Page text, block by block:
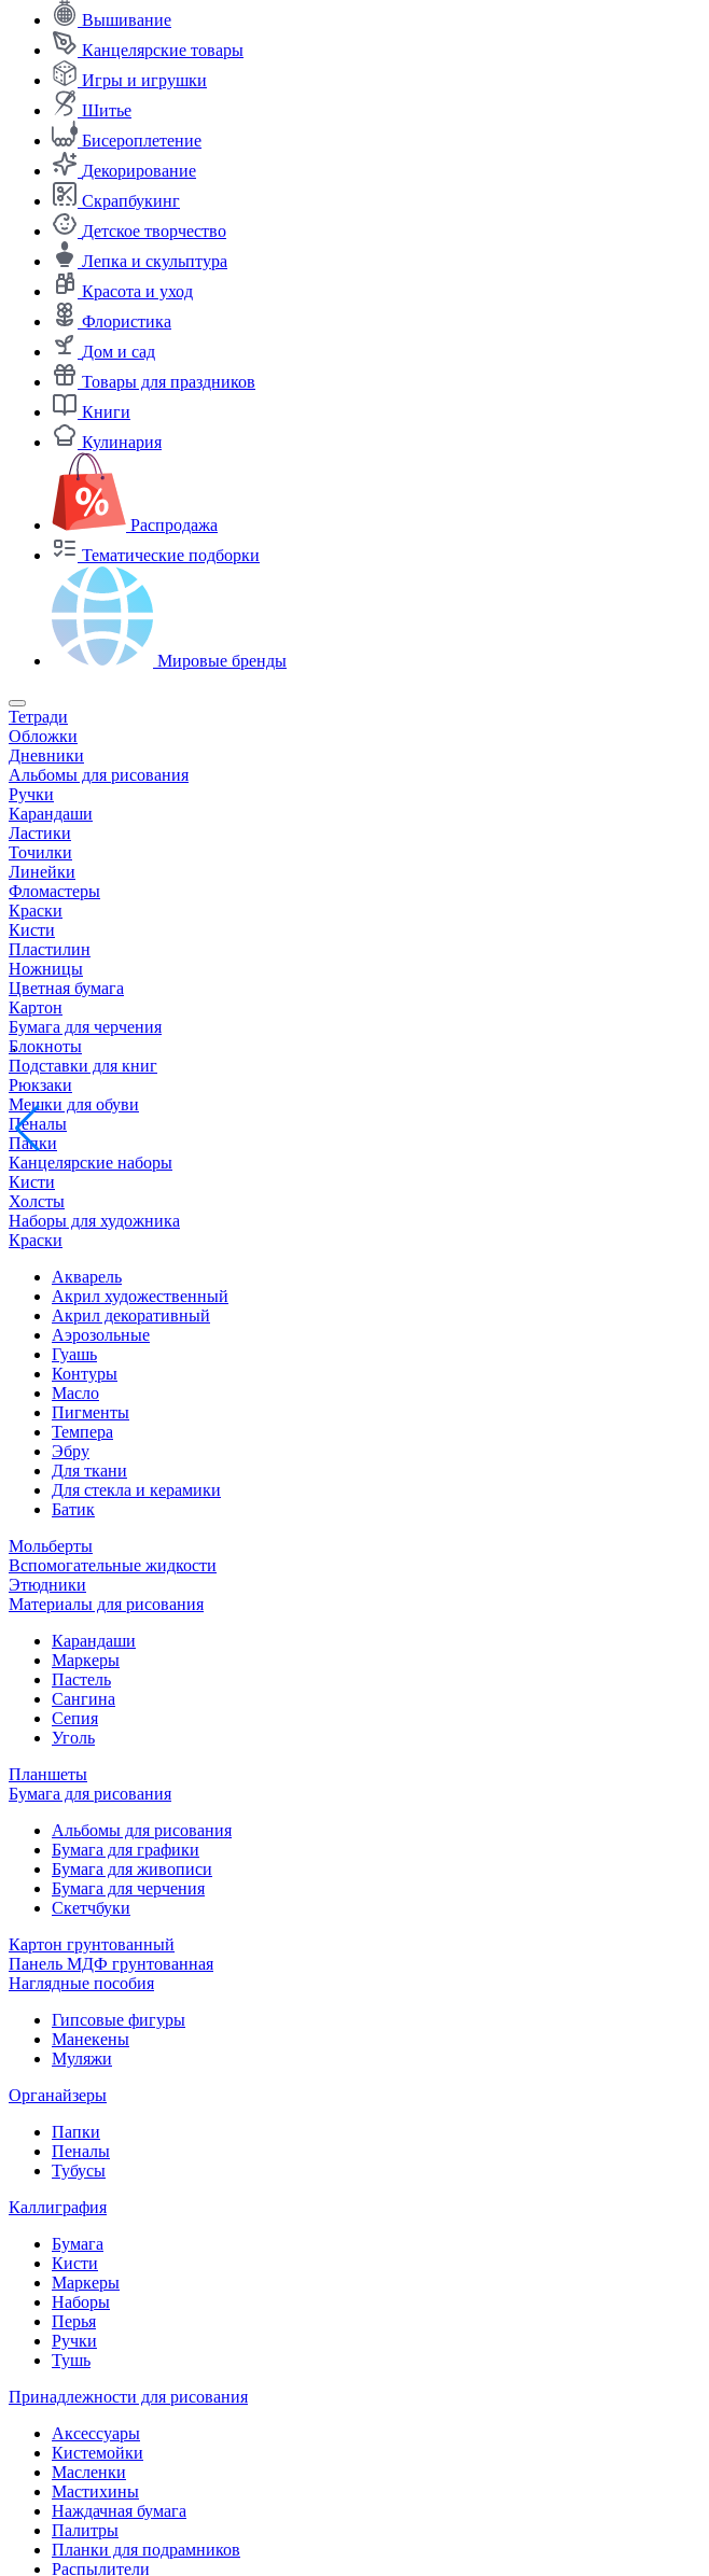
Вышивание
Канцелярские товары
Игры и игрушки
Шитье
Бисероплетение
Декорирование
Скрапбукинг
Детское творчество
Лепка и скульптура
Красота и уход
Флористика
Дом и сад
Товары для праздников
Книги
Кулинария
Распродажа
Тематические подборки
Мировые бренды
Тетради
Обложки
Дневники
Альбомы для рисования
Ручки
Карандаши
Ластики
Точилки
Линейки
Фломастеры
Краски
Кисти
Пластилин
Ножницы
Цветная бумага
Картон
Бумага для черчения
Блокноты
Подставки для книг
Рюкзаки
Мешки для обуви
Пеналы
Папки
Канцелярские наборы
Кисти
Холсты
Наборы для художника
Краски
Акварель
Акрил художественный
Акрил декоративный
Аэрозольные
Гуашь
Контуры
Масло
Пигменты
Темпера
Эбру
Для ткани
Для стекла и керамики
Батик
Мольберты
Вспомогательные жидкости
Этюдники
Материалы для рисования
Карандаши
Маркеры
Пастель
Сангина
Сепия
Уголь
Планшеты
Бумага для рисования
Альбомы для рисования
Бумага для графики
Бумага для живописи
Бумага для черчения
Скетчбуки
Картон грунтованный
Панель МДФ грунтованная
Наглядные пособия
Гипсовые фигуры
Манекены
Муляжи
Органайзеры
Папки
Пеналы
Тубусы
Каллиграфия
Бумага
Кисти
Маркеры
Наборы
Перья
Ручки
Тушь
Принадлежности для рисования
Аксессуары
Кистемойки
Масленки
Мастихины
Наждачная бумага
Палитры
Планки для подрамников
Распылители